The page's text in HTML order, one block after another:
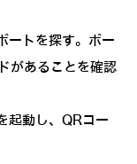
ートを探す。ポー
があることを確認
起動し、QRコー